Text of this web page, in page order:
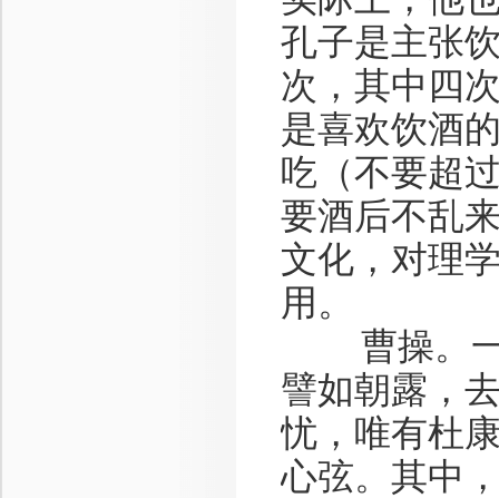
孔子是主张
次，其中四
是喜欢饮酒
吃（不要超
要酒后不乱
文化，对理
用。
曹操。一
譬如朝露，
忧，唯有杜
心弦。其中